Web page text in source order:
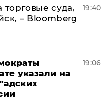
торговые суда,
– Bloomberg
19:40
указали на
19:06